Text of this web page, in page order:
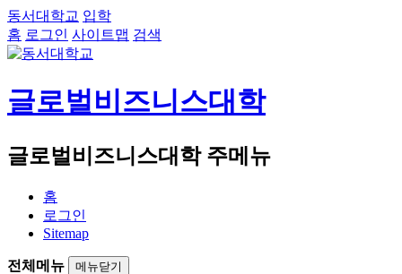
동서대학교 입학
홈 로그인 사이트맵 검색
글로벌비즈니스대학
글로벌비즈니스대학 주메뉴
홈
로그인
Sitemap
전체메뉴 메뉴닫기